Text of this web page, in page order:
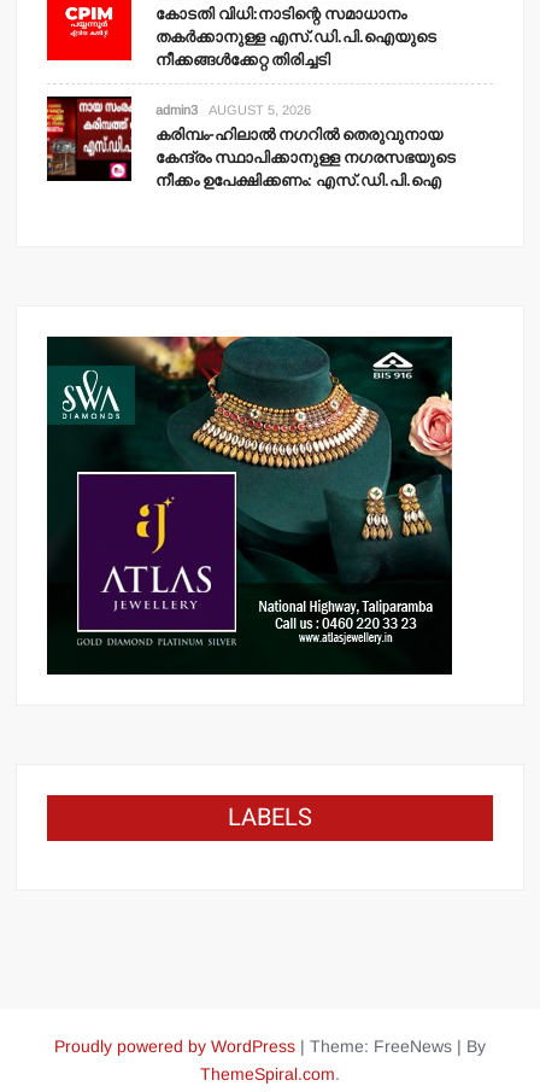
കോടതി വിധി:നാടിന്റെ സമാധാനം
തകര്‍ക്കാനുള്ള എസ്.ഡി.പി.ഐയുടെ
നീക്കങ്ങള്‍ക്കേറ്റ തിരിച്ചടി
admin3 AUGUST 5, 2026
കരിമ്പം-ഹിലാല്‍ നഗറില്‍ തെരുവുനായ
കേന്ദ്രം സ്ഥാപിക്കാനുള്ള നഗരസഭയുടെ
നീക്കം ഉപേക്ഷിക്കണം: എസ്.ഡി.പി.ഐ
LABELS
Proudly powered by WordPress | Theme: FreeNews | By
ThemeSpiral.com.